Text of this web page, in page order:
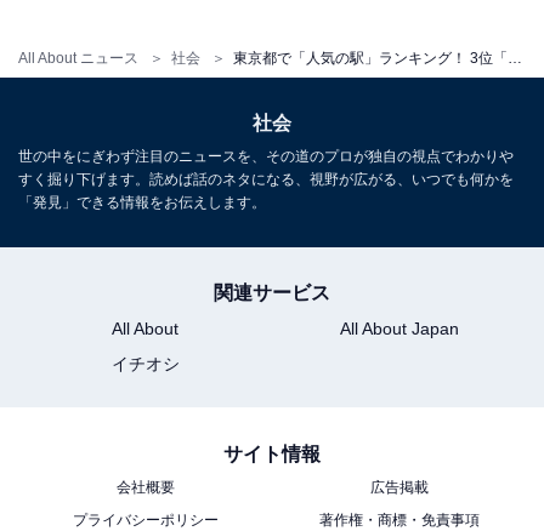
All About ニュース 社会
【関連リンク】
社会
世の中をにぎわず注目のニュースを、その道のプロが独自の視点でわかりや
すく掘り下げます。読めば話のネタになる、視野が広がる、いつでも何かを
「発見」できる情報をお伝えします。
関連サービス
All About
All About Japan
イチオシ
サイト情報
会社概要
広告掲載
プライバシーポリシー
著作権・商標・免責事項